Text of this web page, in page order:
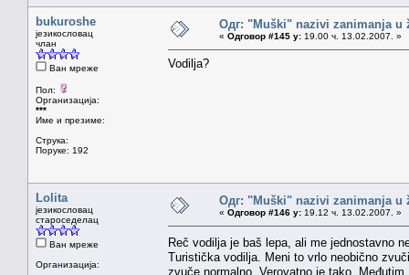
bukuroshe
језикословац
члан
Ван мреже
Пол:
Организација:
***
Име и презиме:
Струка:
Поруке: 192
Одг: "Muški" nazivi zanimanja u
« Одговор #145 у: 19.00 ч. 13.02.2007. »
Vodilja?
Lolita
језикословац
староседелац
Ван мреже
Организација:
Одг: "Muški" nazivi zanimanja u
« Одговор #146 у: 19.12 ч. 13.02.2007. »
Reč vodilja je baš lepa, ali me jednostavno
Turistička vodilja. Meni to vrlo neobično
zvuče normalno. Verovatno je tako.